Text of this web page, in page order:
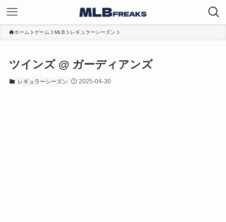
ホーム ゲーム MLB レギュラーシーズン
ツインズ @ ガーディアンズ
レギュラーシーズン 2025-04-30